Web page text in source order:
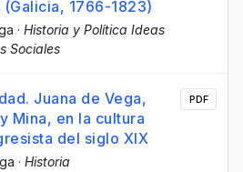
1766-1823)
· Historia y Política Ideas
Sociales
Juana de Vega,
Mina, en la cultura
del siglo XIX
· Historia
PDF